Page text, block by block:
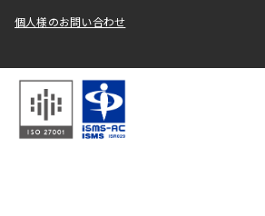
個人様のお問い合わせ